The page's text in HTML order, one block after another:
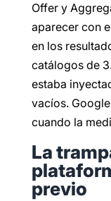
Offer y
aparecer con
en los
catálogos de
estaba
vacíos.
cuando la
La
previo